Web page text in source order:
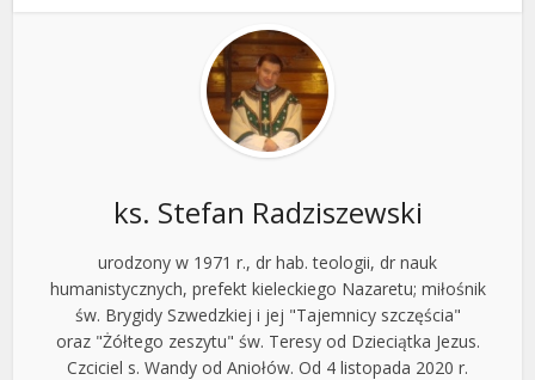
ks. Stefan Radziszewski
urodzony w 1971 r., dr hab. teologii, dr nauk
humanistycznych, prefekt kieleckiego Nazaretu; miłośnik
św. Brygidy Szwedzkiej i jej "Tajemnicy szczęścia"
oraz "Żółtego zeszytu" św. Teresy od Dzieciątka Jezus.
Czciciel s. Wandy od Aniołów. Od 4 listopada 2020 r.